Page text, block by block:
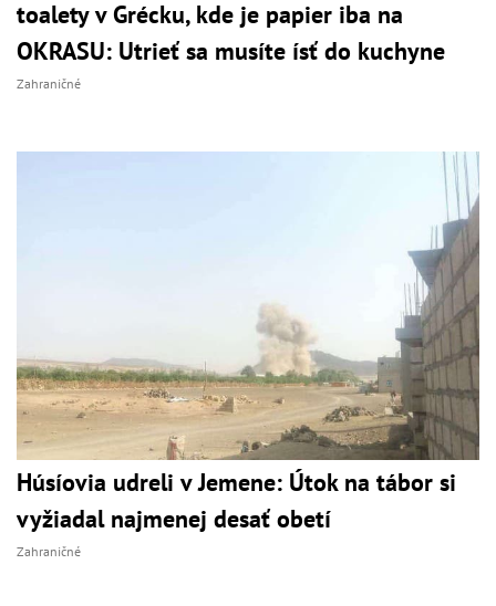
toalety v Grécku, kde je papier iba na
OKRASU: Utrieť sa musíte ísť do kuchyne
Zahraničné
Húsíovia udreli v Jemene: Útok na tábor si
vyžiadal najmenej desať obetí
Zahraničné